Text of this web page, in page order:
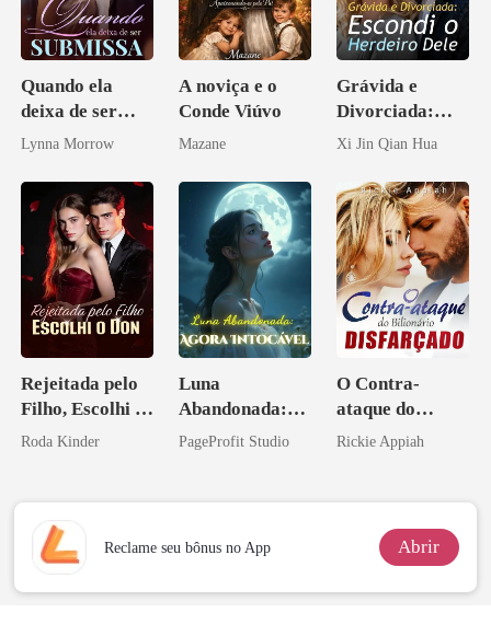
Quando ela
deixa de ser
submissa
Lynna Morrow
A noviça e o
Conde Viúvo
Mazane
Grávida e
Divorciada:
Escondi o
Xi Jin Qian Hua
Rejeitada pelo
Filho, Escolhi o
Don
Roda Kinder
Luna
Abandonada:
Agora Intocável
PageProfit Studio
O Contra-
ataque do
Bilionário
Rickie Appiah
Reclame seu bônus no App Abrir